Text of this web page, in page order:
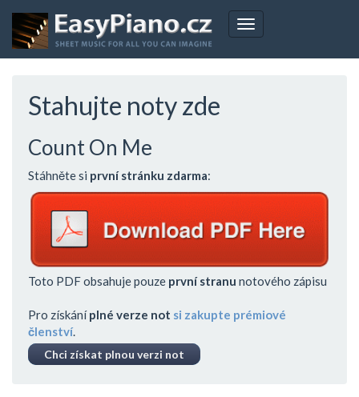
hlavnímu
obsahu
Toggle
navigation
Stahujte noty zde
Count On Me
Stáhněte si první stránku zdarma:
Toto PDF obsahuje pouze první stranu notového zápisu
Pro získáníplné verze not si zakupte prémiové
členství.
Chci získat plnou verzi not